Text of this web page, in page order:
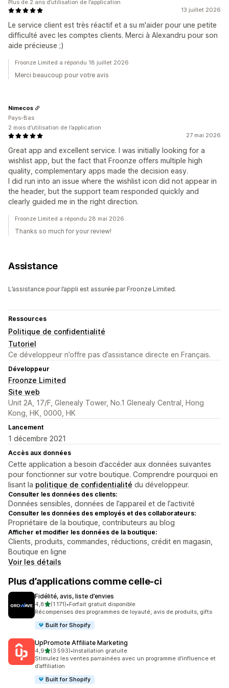
13 juillet 2026
Le service client est très réactif et a su m'aider pour une petite
difficulté avec les comptes clients. Merci à Alexandru pour son
aide précieuse ;)
Plus de 2 ans d’utilisation de l’application
Froonze Limited a répondu 18 juillet 2026
Merci beaucoup pour votre avis
27 mai 2026
Great app and excellent service. I was initially looking for a
wishlist app, but the fact that Froonze offers multiple high
quality, complementary apps made the decision easy.
I did run into an issue where the wishlist icon did not appear in
the header, but the support team responded quickly and
clearly guided me in the right direction.
Nimecos
Pays-Bas
2 mois d’utilisation de l’application
Froonze Limited a répondu 28 mai 2026
Thanks so much for your review!
Assistance
L’assistance pour l’appli est assurée par Froonze Limited.
Ressources
Politique de confidentialité
Tutoriel
Ce développeur n’offre pas d’assistance directe en Français.
Développeur
Froonze Limited
Site web
Unit 2A, 17/F, Glenealy Tower, No.1 Glenealy Central, Hong
Kong, HK, 0000, HK
Lancement
1 décembre 2021
Accès aux données
Cette application a besoin d’accéder aux données suivantes
pour fonctionner sur votre boutique. Comprendre pourquoi en
lisant la politique de confidentialité du développeur.
Consulter les données des clients:
Données sensibles, données de l’appareil et de l’activité
Consulter les données des employés et des collaborateurs:
Propriétaire de la boutique, contributeurs au blog
Afficher et modifier les données de la boutique:
Clients, produits, commandes, réductions, crédit en magasin,
Boutique en ligne
Voir les détails
Plus d’applications comme celle-ci
Fidélité, avis, liste d’envies
4,8étoile(s) sur 5
(1 171)
1171 avis au total
•Forfait gratuit disponible
Récompenses des programmes de loyauté, avis de produits, gifts
Built for Shopify
UpPromote Affiliate Marketing
4,9étoile(s) sur 5
(3 593)
3593 avis au total
•Installation gratuite
Stimulez les ventes parrainées avec un programme d’influence et
d’affiliation
Built for Shopify